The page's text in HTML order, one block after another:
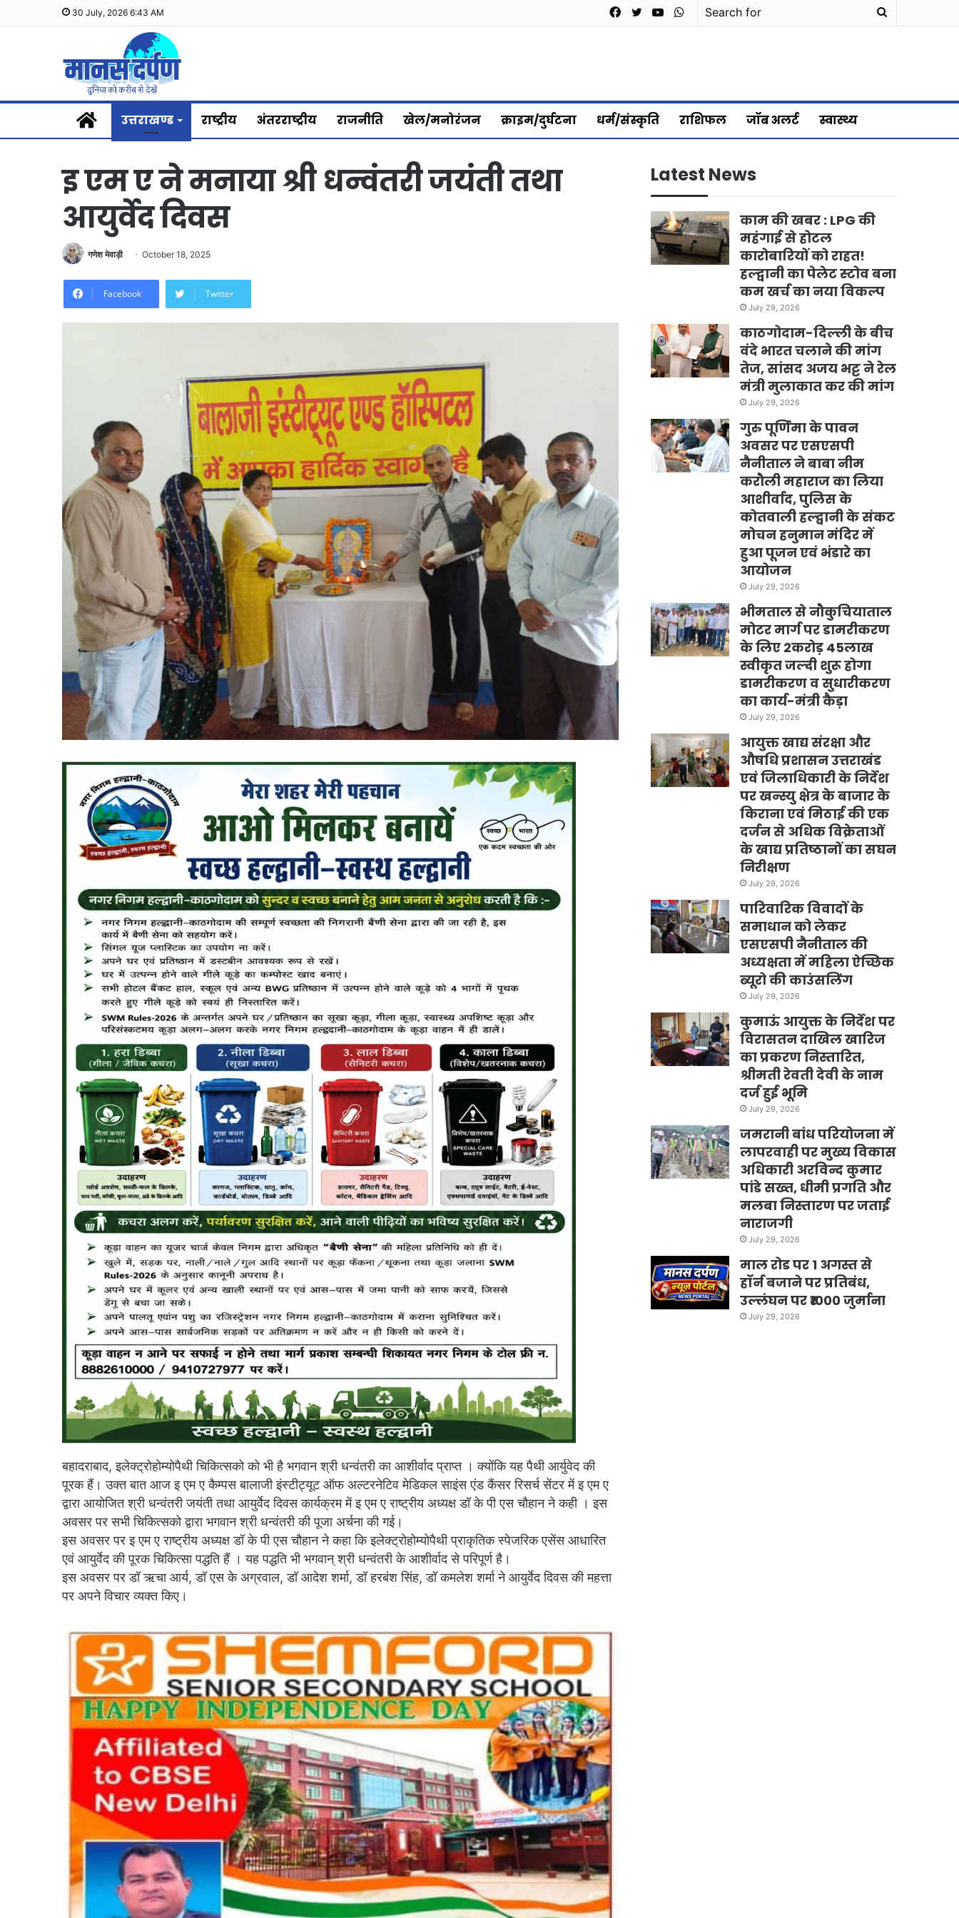
30 July, 2026 6:43 AM
Search
WhatsApp
YouTube
Twitter
Facebook
Homeउत्तराखण्ड राष्ट्रीय अंतरराष्ट्रीय राजनीति खेल/मनोरंजन क्राइम/दुर्घटना धर्म/संस्कृति राशिफल जॉब अलर्ट स्वास्थ्य
इ एम ए ने मनाया श्री धन्वंतरी जयंती तथा
आयुर्वेद दिवस
गणेश मेवाड़ी October 18, 2025
Facebook Twitter
बहादराबाद, इलेक्ट्रोहोम्योपैथी चिकित्सको को भी है भगवान श्री धन्वंतरी का आशीर्वाद प्राप्त । क्योंकि यह पैथी आर्युवेद की
पूरक हैं। उक्त बात आज इ एम ए कैम्पस बालाजी इंस्टीट्यूट ऑफ अल्टरनेटिव मेडिकल साइंस एंड कैंसर रिसर्च सेंटर में इ एम ए
द्वारा आयोजित श्री धन्वंतरी जयंती तथा आयुर्वेद दिवस कार्यक्रम में इ एम ए राष्ट्रीय अध्यक्ष डॉ के पी एस चौहान ने कही । इस
अवसर पर सभी चिकित्सको द्वारा भगवान श्री धन्वंतरी की पूजा अर्चना की गई।
इस अवसर पर इ एम ए राष्ट्रीय अध्यक्ष डॉ के पी एस चौहान ने कहा कि इलेक्ट्रोहोम्योपैथी प्राकृतिक स्पेजरिक एसेंस आधारित
एवं आयुर्वेद की पूरक चिकित्सा पद्धति हैं । यह पद्धति भी भगवान् श्री धन्वंतरी के आशीर्वाद से परिपूर्ण है।
इस अवसर पर डॉ ऋचा आर्य, डॉ एस के अग्रवाल, डॉ आदेश शर्मा, डॉ हरबंश सिंह, डॉ कमलेश शर्मा ने आयुर्वेद दिवस की महत्ता
पर अपने विचार व्यक्त किए।
Latest News
काम की खबर : LPG की
महंगाई से होटल
कारोबारियों को राहत!
हल्द्वानी का पेलेट स्टोव बना
कम खर्च का नया विकल्प
July 29, 2026
काठगोदाम-दिल्ली के बीच
वंदे भारत चलाने की मांग
तेज, सांसद अजय भट्ट ने रेल
मंत्री मुलाकात कर की मांग
July 29, 2026
गुरु पूर्णिमा के पावन
अवसर पर एसएसपी
नैनीताल ने बाबा नीम
करौली महाराज का लिया
आशीर्वाद, पुलिस के
कोतवाली हल्द्वानी के संकट
मोचन हनुमान मंदिर में
हुआ पूजन एवं भंडारे का
आयोजन
July 29, 2026
भीमताल से नौकुचियाताल
मोटर मार्ग पर डामरीकरण
के लिए 2करोड़ 45लाख
स्वीकृत जल्दी शुरू होगा
डामरीकरण व सुधारीकरण
का कार्य-मंत्री कैड़ा
July 29, 2026
आयुक्त खाद्य संरक्षा और
औषधि प्रशासन उत्तराखंड
एवं जिलाधिकारी के निर्देश
पर खन्स्यु क्षेत्र के बाजार के
किराना एवं मिठाई की एक
दर्जन से अधिक विक्रेताओं
के खाद्य प्रतिष्ठानों का सघन
निरीक्षण
July 29, 2026
पारिवारिक विवादों के
समाधान को लेकर
एसएसपी नैनीताल की
अध्यक्षता में महिला ऐच्छिक
ब्यूरो की काउंसलिंग
July 29, 2026
कुमाऊं आयुक्त के निर्देश पर
विरासतन दाखिल खारिज
का प्रकरण निस्तारित,
श्रीमती रेवती देवी के नाम
दर्ज हुई भूमि
July 29, 2026
जमरानी बांध परियोजना में
लापरवाही पर मुख्य विकास
अधिकारी अरविन्द कुमार
पांडे सख्त, धीमी प्रगति और
मलबा निस्तारण पर जताई
नाराजगी
July 29, 2026
माल रोड पर 1 अगस्त से
हॉर्न बजाने पर प्रतिबंध,
उल्लंघन पर ₹1000 जुर्माना
July 29, 2026